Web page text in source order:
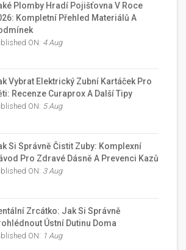
Plomby Hradí Pojišťovna V Roce
Kompletní Přehled Materiálů A
ON: 4 Aug
Vybrat Elektrický Zubní Kartáček Pro
Recenze Curaprox A Další Tipy
ON: 5 Aug
Si Správně Čistit Zuby: Komplexní
Pro Zdravé Dásně A Prevenci Kazů
ON: 3 Aug
Zrcátko: Jak Si Správně
Ústní Dutinu Doma
ON: 1 Aug